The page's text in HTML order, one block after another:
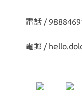
電話 /
電郵 /